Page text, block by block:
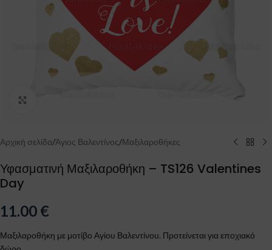
Κλείσιμο
Αρχική σελίδα/Άγιος Βαλεντίνος/Μαξιλαροθήκες
Υφασματινή Μαξιλαροθήκη – TS126 Valentines
Day
11.00 €
Μαξιλαροθήκη με μοτίβο Αγίου Βαλεντίνου. Προτείνεται για εποχιακό